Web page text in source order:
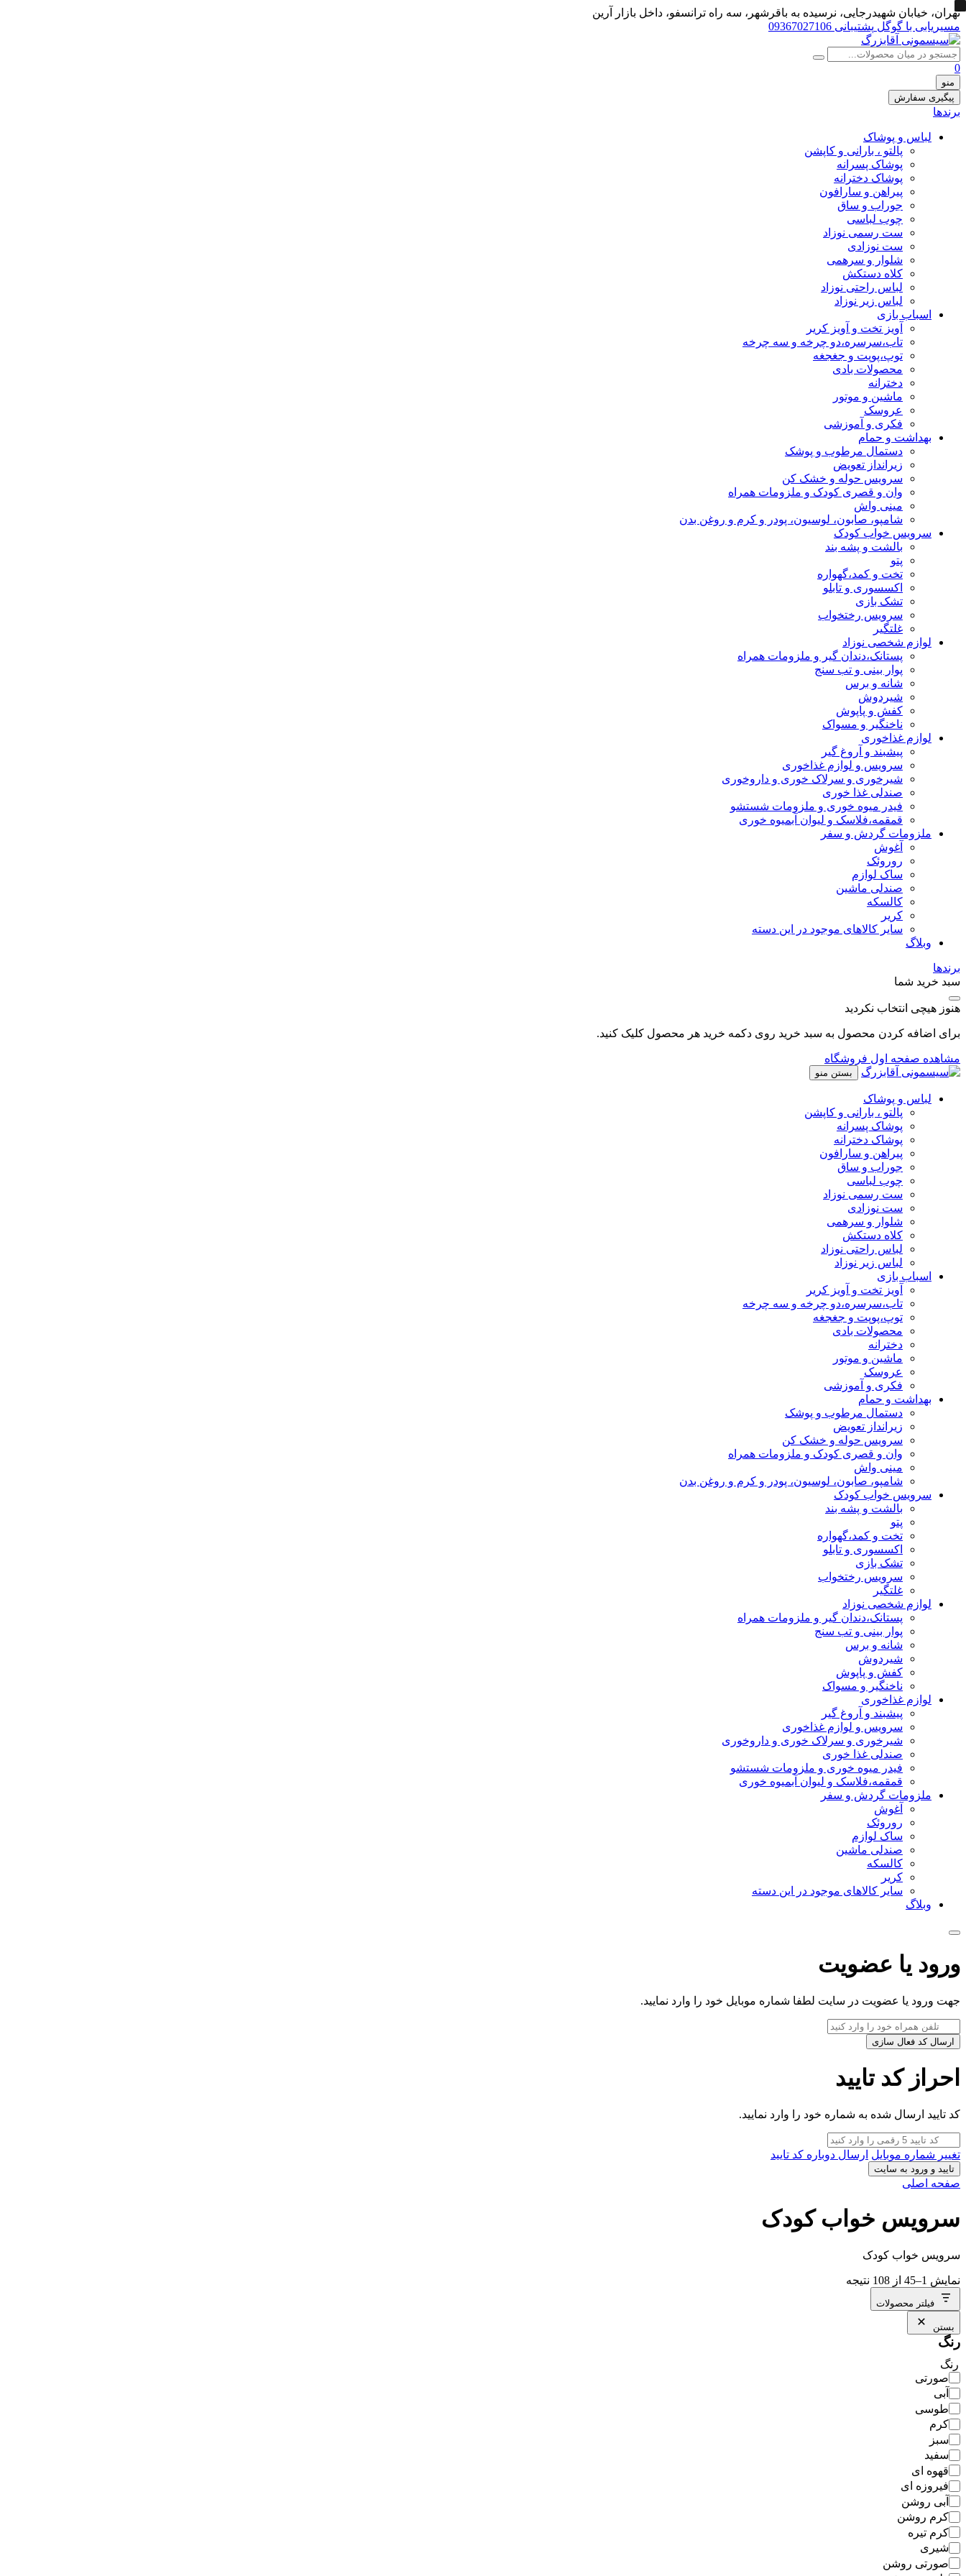
تهران، خيابان شهيدرجايى، نرسیده به باقرشهر، سه راه ترانسفو، داخل بازار آرین
مسیریابی با گوگل پشتیبانی 09367027106
0
منو
پیگیری سفارش
برندها
لباس و پوشاک
پالتو ، بارانی و کاپشن
پوشاک پسرانه
پوشاک دخترانه
پیراهن و سارافون
جوراب و ساق
چوب لباسی
ست رسمی نوزاد
ست نوزادی
شلوار و سرهمی
کلاه دستکش
لباس راحتی نوزاد
لباس زیر نوزاد
اسباب بازی
آویز تخت و آویز کریر
تاب،سرسره،دو چرخه و سه چرخه
توپ،پوپت و جغجغه
محصولات بادی
دخترانه
ماشین و موتور
عروسک
فکری و آموزشی
بهداشت و حمام
دستمال مرطوب و پوشک
زیرانداز تعویض
سرویس حوله و خشک کن
وان و قصری کودک و ملزومات همراه
مینی واش
شامپو، صابون، لوسیون، پودر و کرم و روغن بدن
سرویس خواب کودک
بالشت و پشه بند
پتو
تخت و کمد،گهواره
اکسسوری و تابلو
تشک بازی
سرویس رختخواب
غلتگیر
لوازم شخصی نوزاد
پستانک،دندان گیر و ملزومات همراه
پوار بینی و تب سنج
شانه و برس
شیردوش
کفش و پاپوش
ناخنگیر و مسواک
لوازم غذاخوری
پیشبند و آروغ گیر
سرویس و لوازم غذاخوری
شیرخوری و سرلاک خوری و داروخوری
صندلی غذا خوری
فیدر میوه خوری و ملزومات شستشو
قمقمه،فلاسک و لیوان آبمیوه خوری
ملزومات گردش و سفر
آغوش
روروئک
ساک لوازم
صندلی ماشین
کالسکه
کریر
سایر کالاهای موجود در این دسته
وبلاگ
برندها
سبد خرید شما
هنوز هیچی انتخاب نکردید
برای اضافه کردن محصول به سبد خرید روی دکمه خرید هر محصول کلیک کنید.
مشاهده صفحه اول فروشگاه
بستن منو
لباس و پوشاک
پالتو ، بارانی و کاپشن
پوشاک پسرانه
پوشاک دخترانه
پیراهن و سارافون
جوراب و ساق
چوب لباسی
ست رسمی نوزاد
ست نوزادی
شلوار و سرهمی
کلاه دستکش
لباس راحتی نوزاد
لباس زیر نوزاد
اسباب بازی
آویز تخت و آویز کریر
تاب،سرسره،دو چرخه و سه چرخه
توپ،پوپت و جغجغه
محصولات بادی
دخترانه
ماشین و موتور
عروسک
فکری و آموزشی
بهداشت و حمام
دستمال مرطوب و پوشک
زیرانداز تعویض
سرویس حوله و خشک کن
وان و قصری کودک و ملزومات همراه
مینی واش
شامپو، صابون، لوسیون، پودر و کرم و روغن بدن
سرویس خواب کودک
بالشت و پشه بند
پتو
تخت و کمد،گهواره
اکسسوری و تابلو
تشک بازی
سرویس رختخواب
غلتگیر
لوازم شخصی نوزاد
پستانک،دندان گیر و ملزومات همراه
پوار بینی و تب سنج
شانه و برس
شیردوش
کفش و پاپوش
ناخنگیر و مسواک
لوازم غذاخوری
پیشبند و آروغ گیر
سرویس و لوازم غذاخوری
شیرخوری و سرلاک خوری و داروخوری
صندلی غذا خوری
فیدر میوه خوری و ملزومات شستشو
قمقمه،فلاسک و لیوان آبمیوه خوری
ملزومات گردش و سفر
آغوش
روروئک
ساک لوازم
صندلی ماشین
کالسکه
کریر
سایر کالاهای موجود در این دسته
وبلاگ
ورود یا عضویت
جهت ورود یا عضویت در سایت لطفا شماره موبایل خود را وارد نمایید.
ارسال کد فعال سازی
احراز کد تایید
کد تایید ارسال شده به شماره خود را وارد نمایید.
تغییر شماره موبایل ارسال دوباره کد تایید
تایید و ورود به سایت
صفحه اصلی
سرویس خواب کودک
سرویس خواب کودک
نمایش 1–45 از 108 نتیجه
فیلتر محصولات
بستن
رنگ
رنگ
صورتی
آبی
طوسی
کرم
سبز
سفید
قهوه ای
فیروزه ای
آبی روشن
کرم روشن
کرم تیره
شیری
صورتی روشن